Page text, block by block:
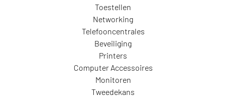
Toestellen
Networking
Telefooncentrales
Beveiliging
Printers
Computer Accessoires
Monitoren
Tweedekans